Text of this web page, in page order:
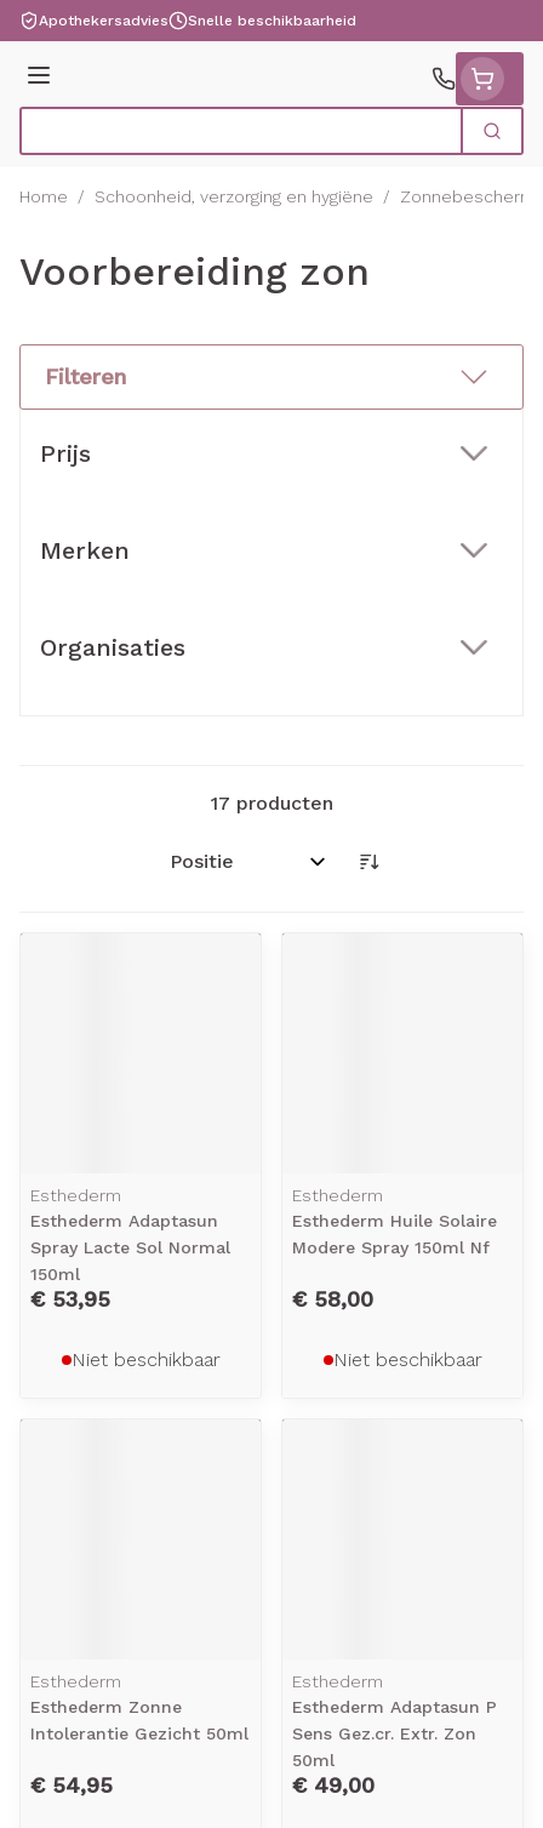
Ga naar de inhoud
Apothekersadvies Snelle beschikbaarheid
Menu
Zoek
Home / Schoonheid, verzorging en hygiëne /
Voorbereiding zon
Filteren
Prijs
Merken
Organisaties
17 producten
Sorteer op:
Esthederm
Esthederm Adaptasun
Spray Lacte Sol Normal
150ml
€ 53,95
Niet beschikbaar
Esthederm
Esthederm Huile Solaire
Modere Spray 150ml Nf
€ 58,00
Niet beschikbaar
Esthederm
Esthederm Zonne
Intolerantie Gezicht 50ml
€ 54,95
Esthederm
Esthederm Adaptasun P
Sens Gez.cr. Extr. Zon
50ml
€ 49,00